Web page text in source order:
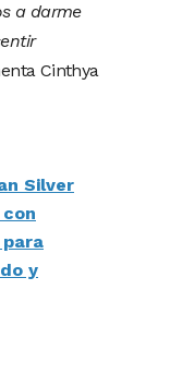
a darme
Cinthya
Silver
y